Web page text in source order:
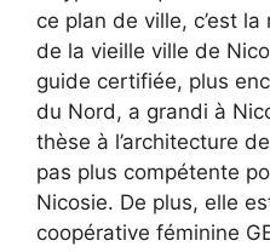
ce plan de ville, c’est
de la vieille ville de
guide certifiée, plus
du Nord, a grandi à
thèse à l’architecture
pas plus compétente
Nicosie. De plus, elle
coopérative féminine